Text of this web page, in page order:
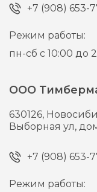
+7 (908) 653-
Режим работы:
пн-сб с 10:00 до
ООО
630126,
Выборная ул,
+7 (908) 653-
Режим работы: